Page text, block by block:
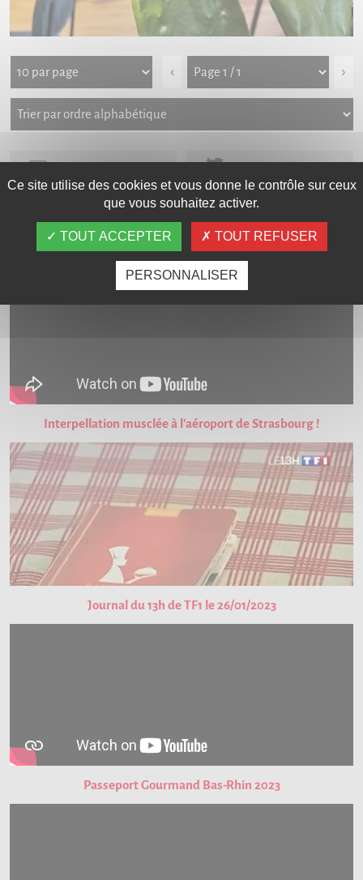
‹ ›
LES VIDÉOS
Interpellation musclée à l'aéroport de Strasbourg !
Journal du 13h de TF1 le 26/01/2023
Passeport Gourmand Bas-Rhin 2023
Ce site utilise des cookies et vous donne le contrôle sur ceux
que vous souhaitez activer.
TOUT ACCEPTER TOUT REFUSER
PERSONNALISER